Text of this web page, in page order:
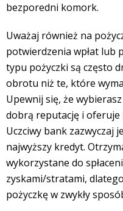
bezporedni komork.
Uważaj również na
potwierdzenia wpłat lub
typu pożyczki są często
obrotu niż te, które
Upewnij się, że
dobrą reputację i
Uczciwy bank zazwyczaj
najwyższy kredyt.
wykorzystane do
zyskami/stratami,
pożyczkę w zwykły